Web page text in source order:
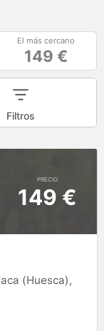
El más cercano
149 €
Filtros
PRECIO
149 €
(Huesca),